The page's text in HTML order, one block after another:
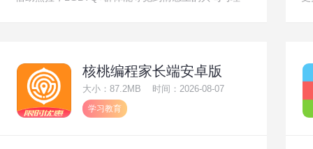
核桃编程家长端安卓版
大小：87.2MB 时间：2026-08-07
学习教育